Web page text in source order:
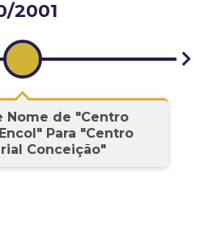
2001
Nome de "Centro
Para "Centro
Conceição"